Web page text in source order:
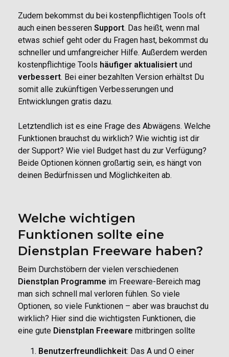
Zudem bekommst du bei kostenpflichtigen Tools oft
auch einen besseren Support. Das heißt, wenn mal
etwas schief geht oder du Fragen hast, bekommst du
schneller und umfangreicher Hilfe. Außerdem werden
kostenpflichtige Tools häufiger aktualisiertund
verbessert. Bei einer bezahlten Version erhältst Du
somit alle zukünftigen Verbesserungen und
Entwicklungen gratis dazu.
Letztendlich ist es eine Frage des Abwägens. Welche
Funktionen brauchst du wirklich? Wie wichtig ist dir
der Support? Wie viel Budget hast du zur Verfügung?
Beide Optionen können großartig sein, es hängt von
deinen Bedürfnissen und Möglichkeiten ab.
Welche wichtigen
Funktionen sollte eine
Dienstplan Freeware haben?
Beim Durchstöbern der vielen verschiedenen
Dienstplan Programme im Freeware-Bereich mag
man sich schnell mal verloren fühlen. So viele
Optionen, so viele Funktionen – aber was brauchst du
wirklich? Hier sind die wichtigsten Funktionen, die
eine gute Dienstplan Freeware mitbringen sollte
Benutzerfreundlichkeit: Das A und O einer